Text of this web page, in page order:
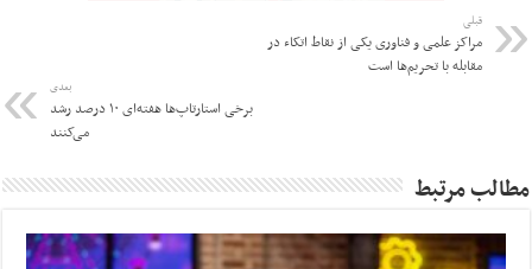
قبلی
مراکز علمی و فناوری یکی از نقاط اتکاء در
مقابله با تحریم‌ها است
بعدی
برخی استارتاپ‌ها هفته‌ای ۱۰ درصد رشد
می‌کنند
مطالب مرتبط